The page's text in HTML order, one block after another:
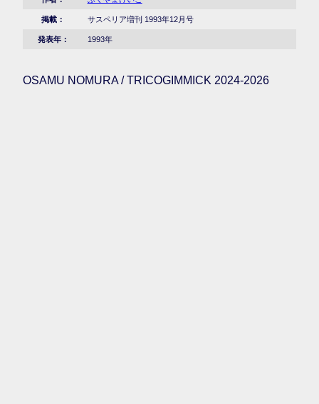
掲載： サスペリア増刊 1993年12月号
発表年： 1993年
OSAMU NOMURA / TRICOGIMMICK 2024-2026